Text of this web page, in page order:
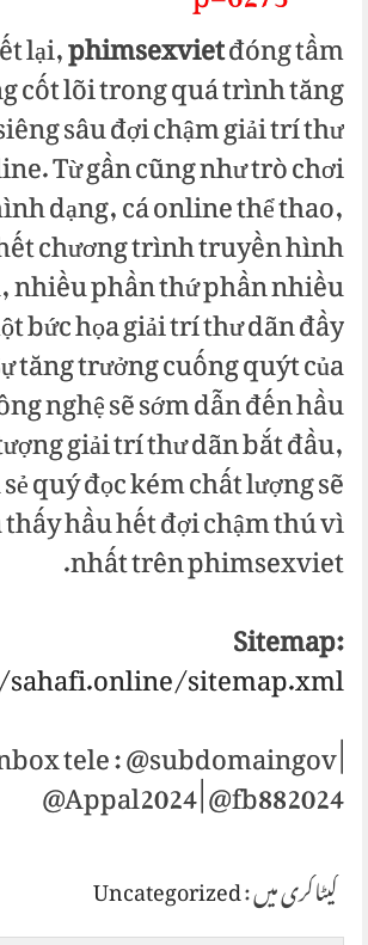
lại,phimsexvietđóng tầm
cốt lõi trong quá trình tăng
sâu đợi chậm giải trí thư
Từ gần cũng như trò chơi
dạng, cá online thể thao,
chương trình truyền hình
phần thứ phần nhiều
bức họa giải trí thư dãn đầy
tăng trưởng cuống quýt của
nghệ sẽ sớm dẫn đến hầu
giải trí thư dãn bắt đầu,
quý đọc kém chất lượng sẽ
hầu hết đợi chậm thú vì
nhất trên phimsexviet.
Sitemap:
sitemap.xml
tele : @subdomaingov |
@Appal2024 | @fb882024
کیٹاگری میں :Uncategorized